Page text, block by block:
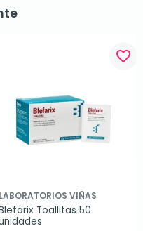
favorite_border
LABORATORIOS VIÑAS
Toallitas 50